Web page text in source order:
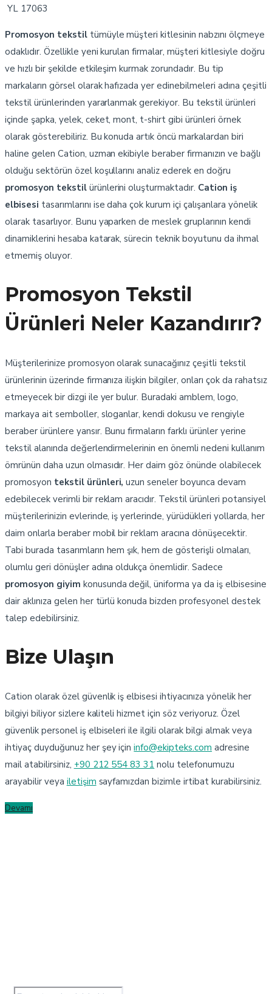
YL 17063
Promosyon tekstiltümüyle müşteri kitlesinin nabzını ölçmeye
odaklıdır. Özellikle yeni kurulan firmalar, müşteri kitlesiyle doğru
ve hızlı bir şekilde etkileşim kurmak zorundadır. Bu tip
markaların görsel olarak hafızada yer edinebilmeleri adına çeşitli
tekstil ürünlerinden yararlanmak gerekiyor. Bu tekstil ürünleri
içinde şapka, yelek, ceket, mont, t-shirt gibi ürünleri örnek
olarak gösterebiliriz. Bu konuda artık öncü markalardan biri
haline gelen Cation, uzman ekibiyle beraber firmanızın ve bağlı
olduğu sektörün özel koşullarını analiz ederek en doğru
promosyon tekstilürünlerini oluşturmaktadır. Cation iş
elbisesi tasarımlarını ise daha çok kurum içi çalışanlara yönelik
olarak tasarlıyor. Bunu yaparken de meslek gruplarının kendi
dinamiklerini hesaba katarak, sürecin teknik boyutunu da ihmal
etmemiş oluyor.
Promosyon Tekstil
Ürünleri Neler Kazandırır?
Müşterilerinize promosyon olarak sunacağınız çeşitli tekstil
ürünlerinin üzerinde firmanıza ilişkin bilgiler, onları çok da rahatsız
etmeyecek bir dizgi ile yer bulur. Buradaki amblem, logo,
markaya ait semboller, sloganlar, kendi dokusu ve rengiyle
beraber ürünlere yansır. Bunu firmaların farklı ürünler yerine
tekstil alanında değerlendirmelerinin en önemli nedeni kullanım
ömrünün daha uzun olmasıdır. Her daim göz önünde olabilecek
promosyon tekstil ürünleri, uzun seneler boyunca devam
edebilecek verimli bir reklam aracıdır. Tekstil ürünleri potansiyel
müşterilerinizin evlerinde, iş yerlerinde, yürüdükleri yollarda, her
daim onlarla beraber mobil bir reklam aracına dönüşecektir.
Tabi burada tasarımların hem şık, hem de gösterişli olmaları,
olumlu geri dönüşler adına oldukça önemlidir. Sadece
promosyon giyim konusunda değil, üniforma ya da iş elbisesine
dair aklınıza gelen her türlü konuda bizden profesyonel destek
talep edebilirsiniz.
Bize Ulaşın
Cation olarak özel güvenlik iş elbisesi ihtiyacınıza yönelik her
bilgiyi biliyor sizlere kaliteli hizmet için söz veriyoruz. Özel
güvenlik personel iş elbiseleri ile ilgili olarak bilgi almak veya
ihtiyaç duyduğunuz her şey içininfo@ekipteks.com adresine
mail atabilirsiniz, +90 212 554 83 31 nolu telefonumuzu
arayabilir veya iletişim sayfamızdan bizimle irtibat kurabilirsiniz.
Devamı